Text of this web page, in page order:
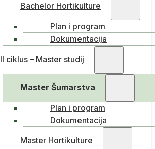
Bachelor Hortikulture
Plan i program
Dokumentacija
II ciklus – Master studij
Master Šumarstva
Plan i program
Dokumentacija
Master Hortikulture